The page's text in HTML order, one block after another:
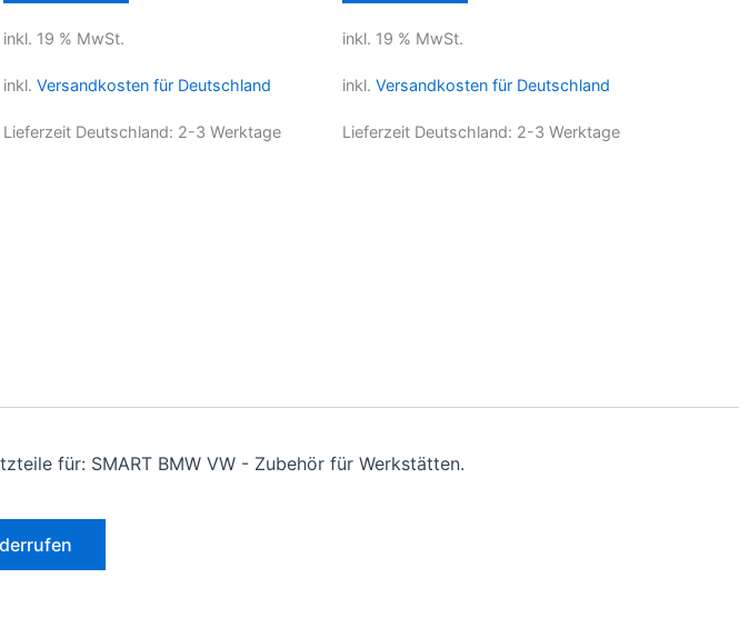
inkl. 19 % MwSt.
inkl. Versandkosten für Deutschland
Lieferzeit Deutschland: 2-3 Werktage
inkl. 19 % MwSt.
inkl. Versandkosten für Deutschland
Lieferzeit Deutschland: 2-3 Werktage
für: SMART BMW VW - Zubehör für Werkstätten.